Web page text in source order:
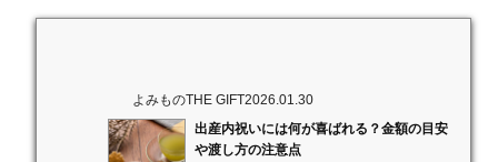
よみものTHE GIFT2026.01.30
出産内祝いには何が喜ばれる？金額の目安
や渡し方の注意点